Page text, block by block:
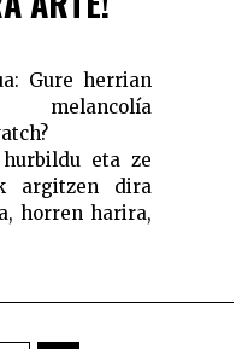
Gure herrian
hurbildu eta ze
argitzen dira
horren harira,